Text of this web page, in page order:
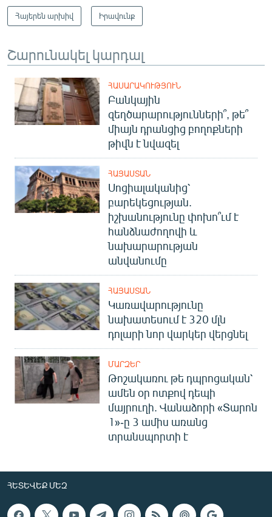
Հայերեն արխիվ Իրավունք
Շարունակել կարդալ
ՀԱՍԱՐԱԿՈՒԹՅՈՒՆ
Բանկային
զեղծարարությունների՞, թե՞
միայն դրանցից բողոքների
թիվն է նվազել
ՀԱՅԱՍՏԱՆ
Սոցիալականից՝
բարեկեցության.
իշխանությունը փոխո՞ւմ է
հանձնաժողովի և
նախարարության
անվանումը
ՀԱՅԱՍՏԱՆ
Կառավարությունը
նախատեսում է 320 մլն
դոլարի նոր վարկեր վերցնել
ՄԱՐԶԵՐ
Թոշակառու թե դպրոցական՝
ամեն օր ոտքով դեպի
մայրուղի. Վանաձորի «Տարոն
1»-ը 3 ամիս առանց
տրանսպորտի է
ՀԵՏԵՎԵՔ ՄԵԶ